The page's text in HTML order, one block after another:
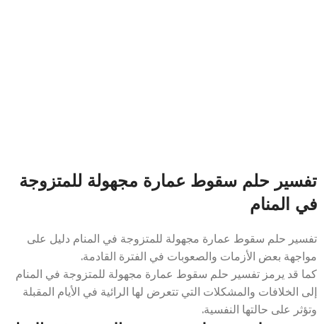
تفسير حلم سقوط عمارة مجهولة للمتزوجة
في المنام
تفسير حلم سقوط عمارة مجهولة للمتزوجة في المنام دليل على
مواجهة بعض الأزمات والصعوبات في الفترة القادمة.
كما قد يرمز تفسير حلم سقوط عمارة مجهولة للمتزوجة في المنام
إلى الخلافات والمشكلات التي تتعرض لها الرائية في الأيام المقبلة
وتؤثر على حالتها النفسية.